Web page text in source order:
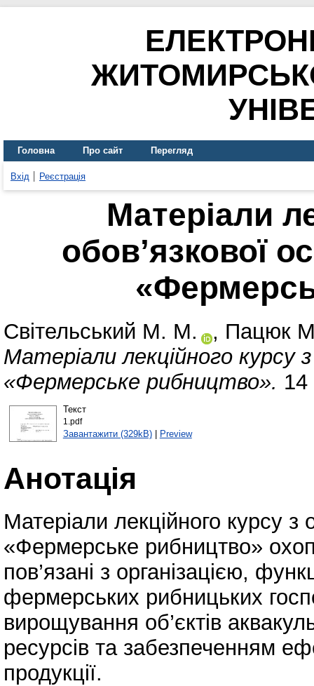
Головна Про сайт Перегляд
Вхід Реєстрація
Матеріали
обов’язкової
Світельський М. М. , Пацюк
Матеріали лекційного курсу
«Фермерське рибництво». 14
Текст
1.pdf
Завантажити (329kB)| Preview
Анотація
Матеріали лекційного курсу з
«Фермерське рибництво»
пов’язані з організацією,
фермерських рибницьких
вирощування об’єктів
ресурсів та забезпеченням
продукції.